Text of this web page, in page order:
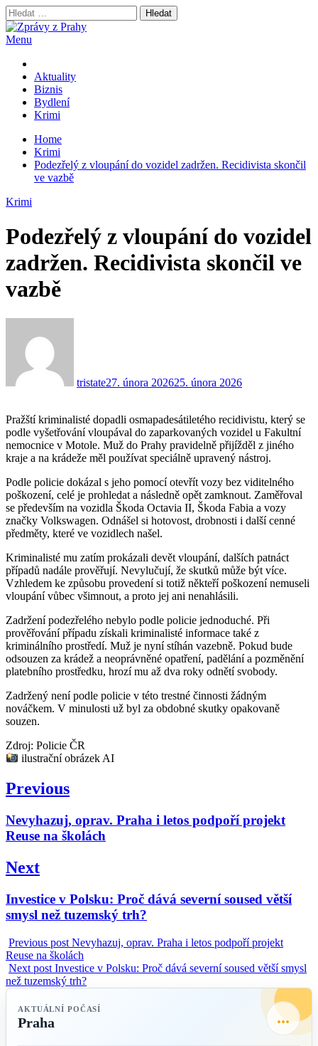
Skip
to
content
Vyhledávání
Menu
Aktuality
Biznis
Bydlení
Krimi
Home
Krimi
Podezřelý z vloupání do vozidel zadržen. Recidivista skončil
ve vazbě
Krimi
Podezřelý z vloupání do vozidel
zadržen. Recidivista skončil ve
vazbě
tristate27. února 202625. února 2026
Pražští kriminalisté dopadli osmapadesátiletého recidivistu, který se
podle vyšetřování vloupával do zaparkovaných vozidel u Fakultní
nemocnice v Motole. Muž do Prahy pravidelně přijížděl z jiného
kraje a na krádeže měl používat speciálně upravený nástroj.
Podle policie dokázal s jeho pomocí otevřít vozy bez viditelného
poškození, celé je prohledat a následně opět zamknout. Zaměřoval
se především na vozidla Škoda Octavia II, Škoda Fabia a vozy
značky Volkswagen. Odnášel si hotovost, drobnosti i další cenné
předměty, které ve vozidlech našel.
Kriminalisté mu zatím prokázali devět vloupání, dalších patnáct
případů nadále prověřují. Nevylučují, že skutků může být více.
Vzhledem ke způsobu provedení si totiž někteří poškození nemuseli
vloupání vůbec všimnout, a proto jej ani nenahlásili.
Zadržení podezřelého nebylo podle policie jednoduché. Při
prověřování případu získali kriminalisté informace také z
kriminálního prostředí. Muž je nyní stíhán vazebně. Pokud bude
odsouzen za krádež a neoprávněné opatření, padělání a pozměnění
platebního prostředku, hrozí mu až dva roky odnětí svobody.
Zadržený není podle policie v této trestné činnosti žádným
nováčkem. V minulosti už byl za obdobné skutky opakovaně
souzen.
Zdroj: Policie ČR
ilustrační obrázek AI
Navigace
příspěvek
Previous
Previous
post:
Nevyhazuj, oprav. Praha i letos podpoří projekt
Reuse na školách
Next
Next
Investice v Polsku: Proč dává severní soused větší
smysl než tuzemský trh?
Previous post Nevyhazuj, oprav. Praha i letos podpoří projekt
Reuse na školách
Next post Investice v Polsku: Proč dává severní soused větší smysl
než tuzemský trh?
AKTUÁLNÍ POČASÍ
Praha ...